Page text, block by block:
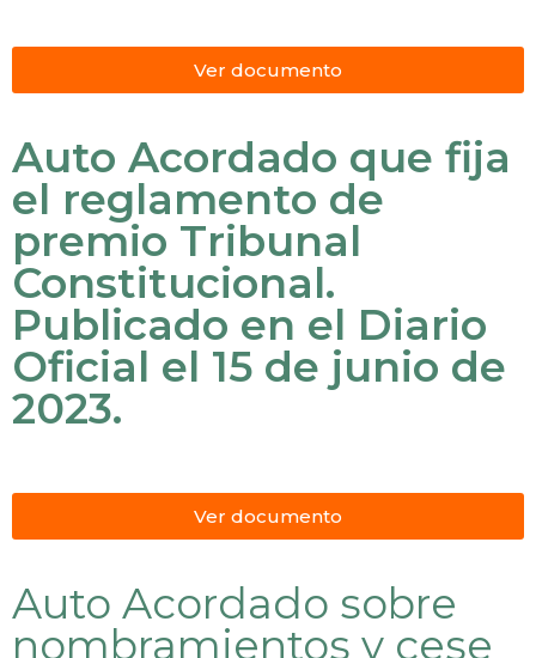
Ver documento
Auto Acordado que fija
el reglamento de
premio Tribunal
Constitucional.
Publicado en el Diario
Oficial el 15 de junio de
2023.
Ver documento
Auto Acordado sobre
nombramientos y cese